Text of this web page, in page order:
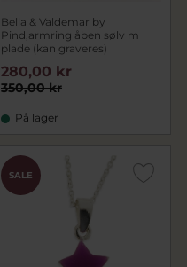
Bella & Valdemar by
Pind,armring åben sølv m
plade (kan graveres)
350,00 kr
280,00 kr
På lager
SALE